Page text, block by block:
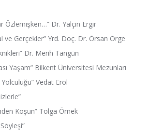
Özlemişken…” Dr. Yalçın Ergir
ve Gerçekler” Yrd. Doç. Dr. Örsan Örge
Dr. Merih Tangün
Yaşam” Bilkent Üniversitesi Mezunları
Vedat Erol
Koşun” Tolga Örnek